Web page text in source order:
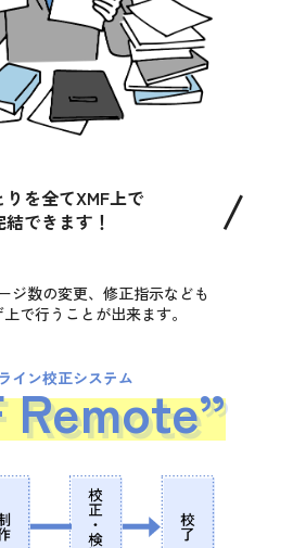
りを全てXMF上で
結できます！
/
ジ数の変更、 修正指示なども
で行うことが出来ます。
イン校正システム
Remote”